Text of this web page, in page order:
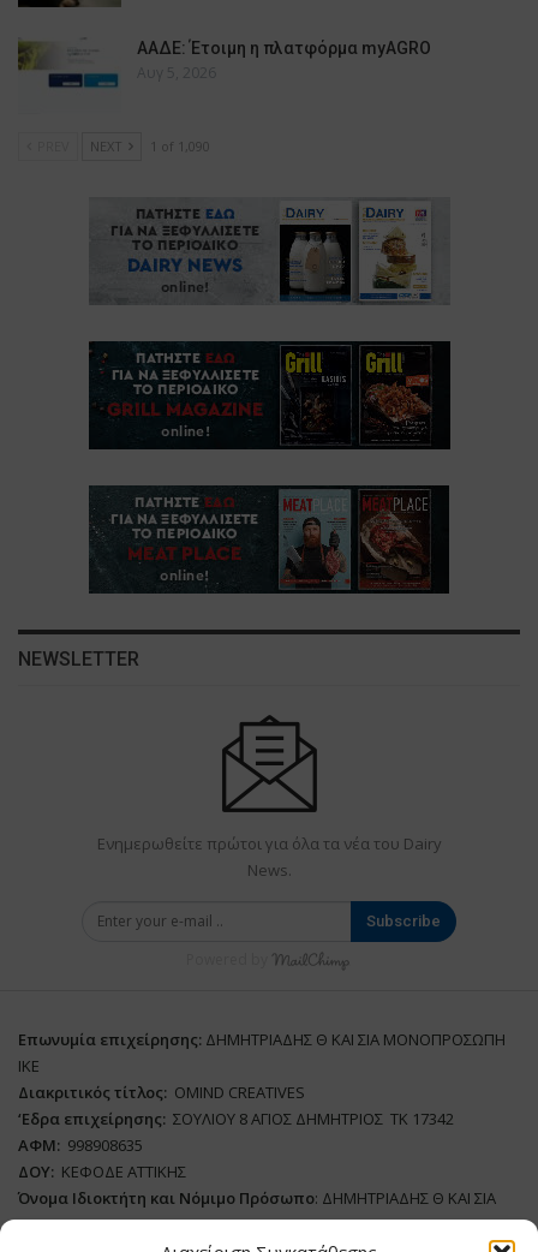
ΑΑΔΕ: Έτοιμη η πλατφόρμα myAGRO
Αυγ 5, 2026
NEXT 1 of 1,090
NEWSLETTER
Ενημερωθείτε πρώτοι για όλα τα νέα του Dairy
News.
Subscribe
Επωνυμία επιχείρησης: ΔΗΜΗΤΡΙΑΔΗΣ Θ ΚΑΙ ΣΙΑ ΜΟΝΟΠΡΟΣΩΠΗ
ΙΚΕ
Διακριτικός τίτλος: ΟΜΙΝD CREATIVES
‘Eδρα επιχείρησης: ΣΟΥΛΙΟΥ 8 ΑΓΙΟΣ ΔΗΜΗΤΡΙΟΣ ΤΚ 17342
ΑΦΜ: 998908635
ΔΟΥ: ΚΕΦΟΔΕ ΑΤΤΙΚΗΣ
Όνομα Ιδιοκτήτη και Νόμιμο Πρόσωπο: ΔΗΜΗΤΡΙΑΔΗΣ Θ ΚΑΙ ΣΙΑ
ΜΟΝΟΠΡΟΣΩΠΗ ΙΚΕ